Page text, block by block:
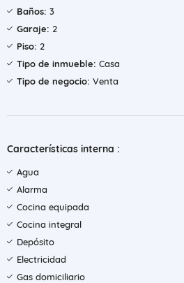
Baños: 3
Garaje: 2
Piso: 2
Tipo de inmueble: Casa
Tipo de negocio: Venta
Características interna :
Agua
Alarma
Cocina equipada
Cocina integral
Depósito
Electricidad
Gas domiciliario